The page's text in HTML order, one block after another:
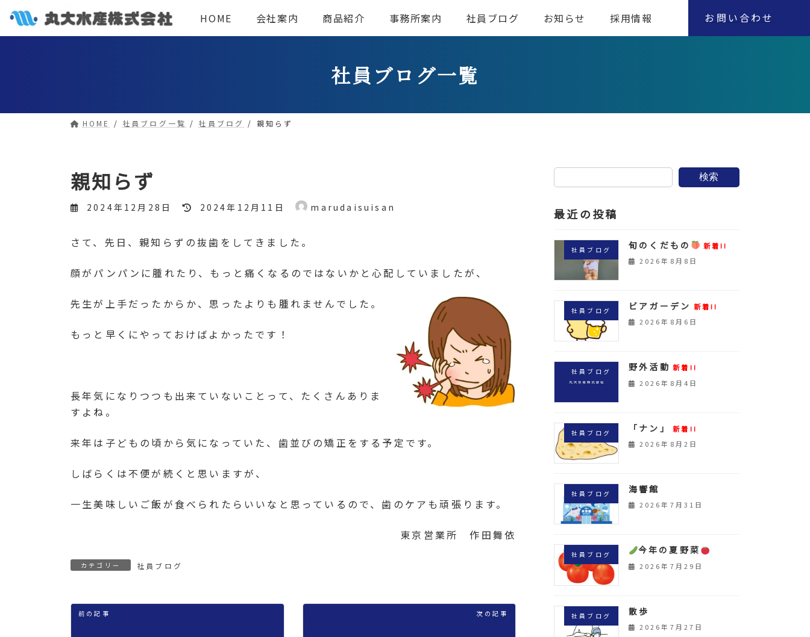
お問い合わせ
HOME 会社案内 商品紹介 事務所案内 社員ブログ お知らせ 採用情報
ス
ン
社員ブログ一覧
HOME 社員ブログ一覧 社員ブログ 親知らず
親知らず
2024年12月28日
最
更
新
時
2024年12月11日 marudaisuisan
さて、先日、親知らずの抜歯をしてきました。
顔がパンパンに腫れたり、もっと痛くなるのではないかと心配していましたが、
先生が上手だったからか、思ったよりも腫れませんでした。
もっと早くにやっておけばよかったです！
長年気になりつつも出来ていないことって、たくさんありま
すよね。
来年は子どもの頃から気になっていた、歯並びの矯正をする予定です。
しばらくは不便が続くと思いますが、
一生美味しいご飯が食べられたらいいなと思っているので、歯のケアも頑張ります。
東京営業所 作田舞依
カテゴリー 社員ブログ
前の記事 次の記事
検索
最近の投稿
社員ブログ 旬のくだもの
新着!!
2026年8月8日
社員ブログ ビアガーデン 新着!!
2026年8月6日
社員ブログ 野外活動 新着!!
2026年8月4日
社員ブログ 「ナン」
新着!!
2026年8月2日
社員ブログ 海響館
2026年7月31日
社員ブログ 今年の夏野菜
2026年7月29日
社員ブログ 散歩
2026年7月27日